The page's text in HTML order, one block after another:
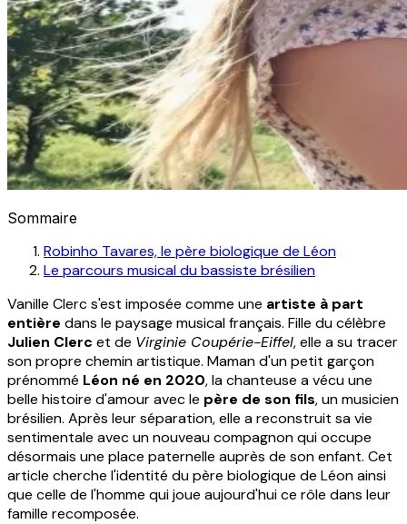
Sommaire
Robinho Tavares, le père biologique de Léon
Le parcours musical du bassiste brésilien
Vanille Clerc s'est imposée comme une artiste à part
entière dans le paysage musical français. Fille du célèbre
Julien Clerc et de Virginie Coupérie-Eiffel, elle a su tracer
son propre chemin artistique. Maman d'un petit garçon
prénommé Léon né en 2020, la chanteuse a vécu une
belle histoire d'amour avec le père de son fils, un musicien
brésilien. Après leur séparation, elle a reconstruit sa vie
sentimentale avec un nouveau compagnon qui occupe
désormais une place paternelle auprès de son enfant. Cet
article cherche l'identité du père biologique de Léon ainsi
que celle de l'homme qui joue aujourd'hui ce rôle dans leur
famille recomposée.